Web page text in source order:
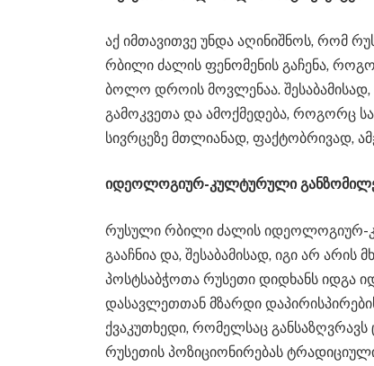
აქ იმთავითვე უნდა აღინიშნოს, რომ
რბილი ძალის ფენომენის გაჩენა,
ბოლო დროის მოვლენაა. შესაბამისად,
გამოკვეთა და ამოქმედება, როგორც
სივრცეზე მთლიანად, ფაქტობრივად,
იდეოლოგიურ-კულტურული
რუსული რბილი ძალის იდეოლოგიურ-
გააჩნია და, შესაბამისად, იგი არ
პოსტსაბჭოთა რუსეთი დიდხანს იდგა
დასავლეთთან მზარდი
ქვაკუთხედი, რომელსაც
რუსეთის პოზიციონირებას